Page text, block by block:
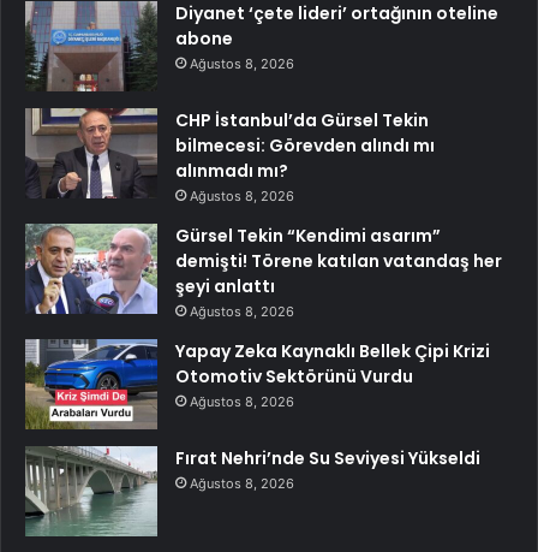
Diyanet ‘çete lideri’ ortağının oteline
abone
Ağustos 8, 2026
CHP İstanbul’da Gürsel Tekin
bilmecesi: Görevden alındı mı
alınmadı mı?
Ağustos 8, 2026
Gürsel Tekin “Kendimi asarım”
demişti! Törene katılan vatandaş her
şeyi anlattı
Ağustos 8, 2026
Yapay Zeka Kaynaklı Bellek Çipi Krizi
Otomotiv Sektörünü Vurdu
Ağustos 8, 2026
Fırat Nehri’nde Su Seviyesi Yükseldi
Ağustos 8, 2026